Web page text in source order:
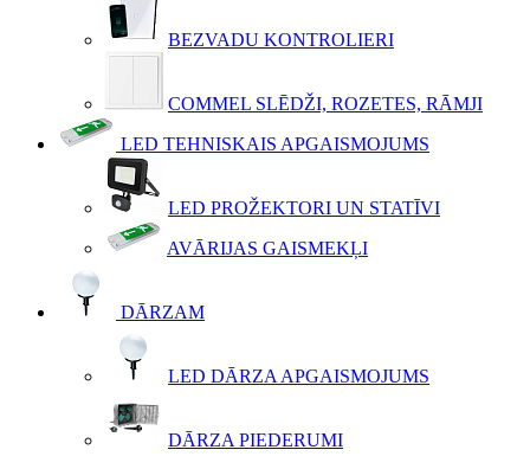
BEZVADU KONTROLIERI
COMMEL SLĒDŽI, ROZETES, RĀMJI
LED TEHNISKAIS APGAISMOJUMS
LED PROŽEKTORI UN STATĪVI
AVĀRIJAS GAISMEKĻI
DĀRZAM
LED DĀRZA APGAISMOJUMS
DĀRZA PIEDERUMI